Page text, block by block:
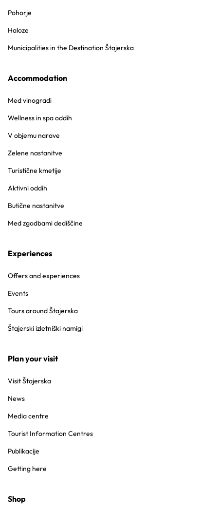
Pohorje
Haloze
Municipalities in the Destination Štajerska
Accommodation
Med vinogradi
Wellness in spa oddih
V objemu narave
Zelene nastanitve
Turistične kmetije
Aktivni oddih
Butične nastanitve
Med zgodbami dediščine
Experiences
Offers and experiences
Events
Tours around Štajerska
Štajerski izletniški namigi
Plan your visit
Visit Štajerska
News
Media centre
Tourist Information Centres
Publikacije
Getting here
Shop